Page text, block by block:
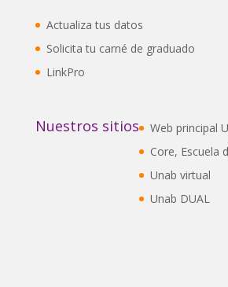
Actualiza tus datos
Solicita tu carné de graduado
LinkPro
Nuestros sitios
Web principal
Core, Escuela
Unab virtual
Unab DUAL